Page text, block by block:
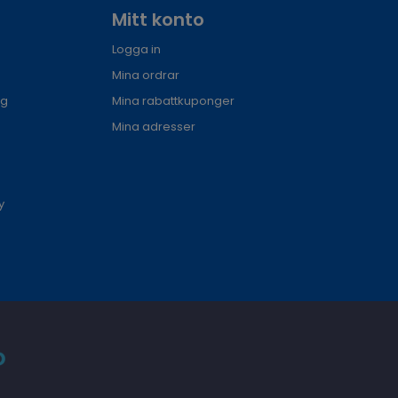
Mitt konto
Logga in
Mina ordrar
Mina rabattkuponger
Mina adresser